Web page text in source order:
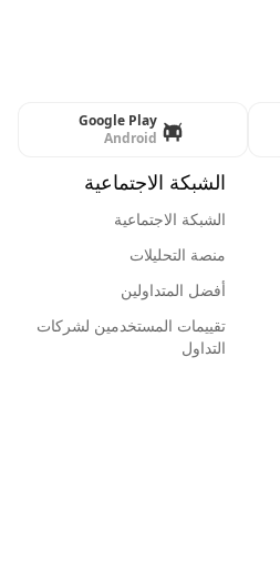
Google Play
Android
الشبكة الاجتماعية
الشبكة الاجتماعية
منصة التحليلات
أفضل المتداولين
تقييمات المستخدمين لشركات
التداول